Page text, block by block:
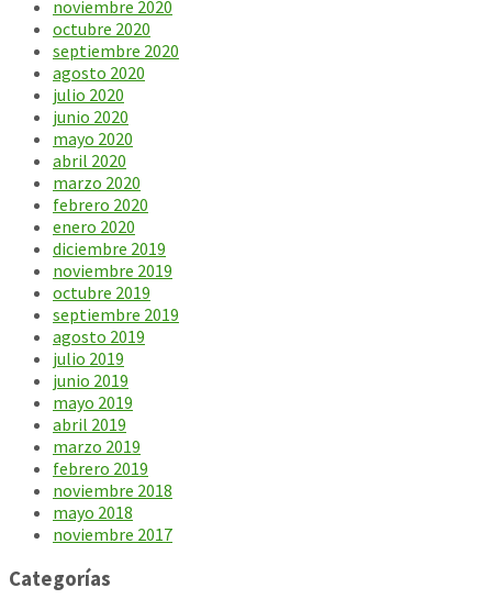
noviembre 2020
octubre 2020
septiembre 2020
agosto 2020
julio 2020
junio 2020
mayo 2020
abril 2020
marzo 2020
febrero 2020
enero 2020
diciembre 2019
noviembre 2019
octubre 2019
septiembre 2019
agosto 2019
julio 2019
junio 2019
mayo 2019
abril 2019
marzo 2019
febrero 2019
noviembre 2018
mayo 2018
noviembre 2017
Categorías